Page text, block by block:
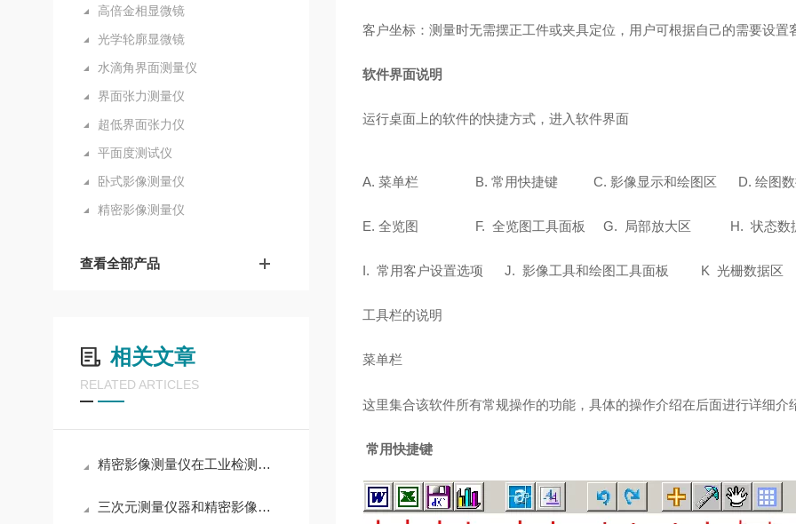
高倍金相显微镜
光学轮廓显微镜
水滴角界面测量仪
界面张力测量仪
超低界面张力仪
平面度测试仪
卧式影像测量仪
精密影像测量仪
查看全部产品
相关文章
RELATED ARTICLES
精密影像测量仪在工业检测中的应用
三次元测量仪器和精密影像测量仪之间的区别是什么
客户坐标：测量时无需摆正工件或夹具定位，用户可根据自己的需要设
软件界面说明
运行桌面上的软件的快捷方式，进入软件界面
A. 菜单栏 B. 常用快捷键C. 影像显示和绘图区 D. 绘图
E. 全览图 F. 全览图工具面板 G. 局部放大区 H. 状态数
I. 常用客户设置选项 J. 影像工具和绘图工具面板 K 光栅数据区
工具栏的说明
菜单栏
这里集合该软件所有常规操作的功能，具体的操作介绍在后面进行详细介
常用快捷键